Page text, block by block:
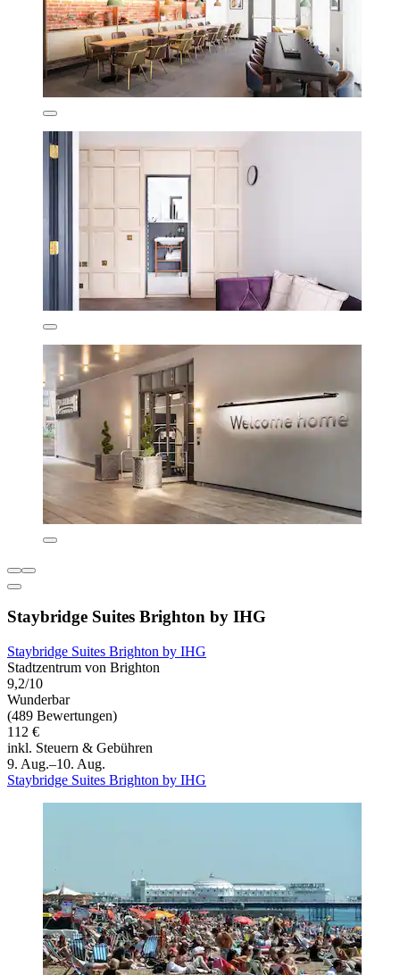
Staybridge Suites Brighton by IHG
Staybridge Suites Brighton by IHG
Stadtzentrum von Brighton
9,2/10
Wunderbar
(489 Bewertungen)
112 €
inkl. Steuern & Gebühren
9. Aug.–10. Aug.
Staybridge Suites Brighton by IHG